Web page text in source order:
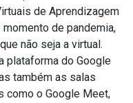
de Aprendizagem
de pandemia,
não seja a virtual.
plataforma do Google
também as salas
como o Google Meet,